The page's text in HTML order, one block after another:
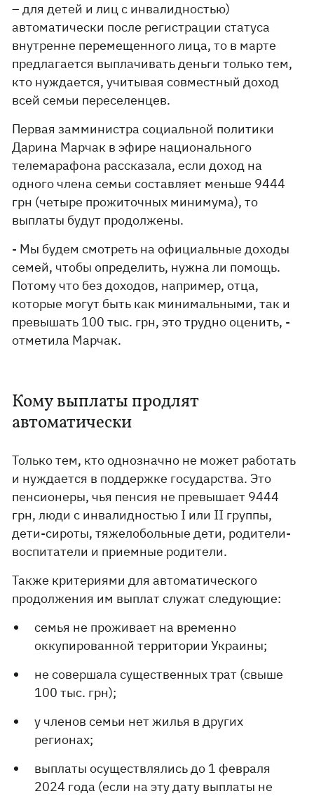
– для детей и лиц с инвалидностью)
автоматически после регистрации статуса
внутренне перемещенного лица, то в марте
предлагается выплачивать деньги только тем,
кто нуждается, учитывая совместный доход
всей семьи переселенцев.
Первая замминистра социальной политики
Дарина Марчак в эфире национального
телемарафона рассказала, если доход на
одного члена семьи составляет меньше 9444
грн (четыре прожиточных минимума), то
выплаты будут продолжены.
- Мы будем смотреть на официальные доходы
семей, чтобы определить, нужна ли помощь.
Потому что без доходов, например, отца,
которые могут быть как минимальными, так и
превышать 100 тыс. грн, это трудно оценить, -
отметила Марчак.
Кому выплаты продлят
автоматически
Только тем, кто однозначно не может работать
и нуждается в поддержке государства. Это
пенсионеры, чья пенсия не превышает 9444
грн, люди с инвалидностью I или II группы,
дети-сироты, тяжелобольные дети, родители-
воспитатели и приемные родители.
Также критериями для автоматического
продолжения им выплат служат следующие:
семья не проживает на временно
оккупированной территории Украины;
не совершала существенных трат (свыше
100 тыс. грн);
у членов семьи нет жилья в других
регионах;
выплаты осуществлялись до 1 февраля
2024 года (если на эту дату выплаты не